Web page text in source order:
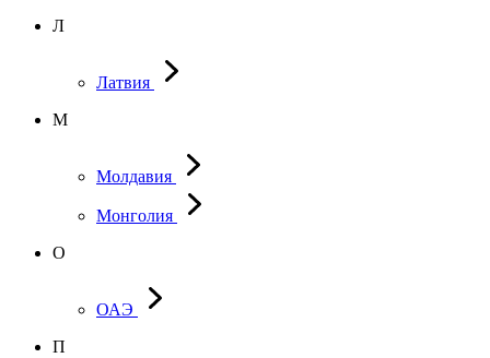
Л
Латвия
М
Молдавия
Монголия
О
ОАЭ
П